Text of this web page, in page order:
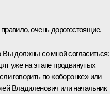
очень дорогостоящие.
Вы должны со мной согласиться:
уже на этапе продвинутых
говорить по «оборонке» или
Владиленович или начальник